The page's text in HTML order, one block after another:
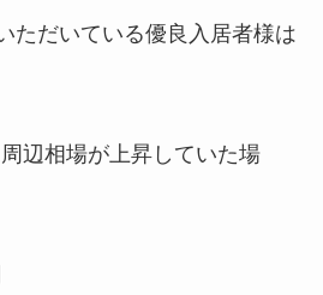
ただいている優良入居者様は
辺相場が上昇していた場